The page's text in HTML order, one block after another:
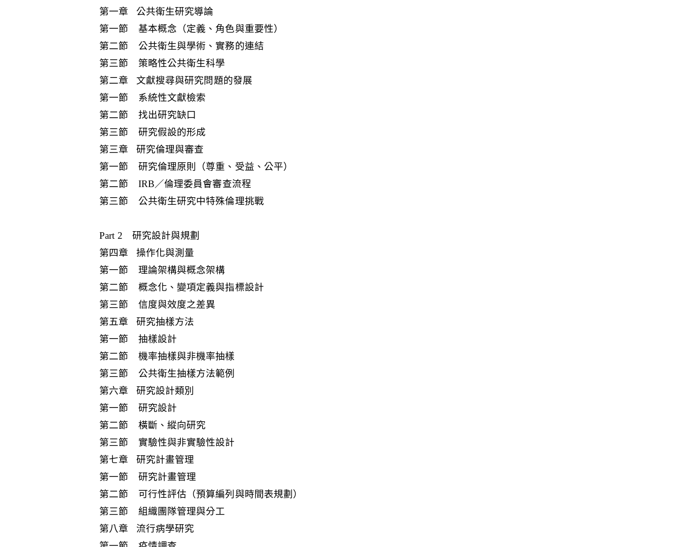
第一章 公共衛生研究導論
第一節 基本概念（定義、角色與重要性）
第二節 公共衛生與學術、實務的連結
第三節 策略性公共衛生科學
第二章 文獻搜尋與研究問題的發展
第一節 系統性文獻檢索
第二節 找出研究缺口
第三節 研究假設的形成
第三章 研究倫理與審查
第一節 研究倫理原則（尊重、受益、公平）
第二節 IRB／倫理委員會審查流程
第三節 公共衛生研究中特殊倫理挑戰
Part 2 研究設計與規劃
第四章 操作化與測量
第一節 理論架構與概念架構
第二節 概念化、變項定義與指標設計
第三節 信度與效度之差異
第五章 研究抽樣方法
第一節 抽樣設計
第二節 機率抽樣與非機率抽樣
第三節 公共衛生抽樣方法範例
第六章 研究設計類別
第一節 研究設計
第二節 橫斷、縱向研究
第三節 實驗性與非實驗性設計
第七章 研究計畫管理
第一節 研究計畫管理
第二節 可行性評估（預算編列與時間表規劃）
第三節 組織團隊管理與分工
第八章 流行病學研究